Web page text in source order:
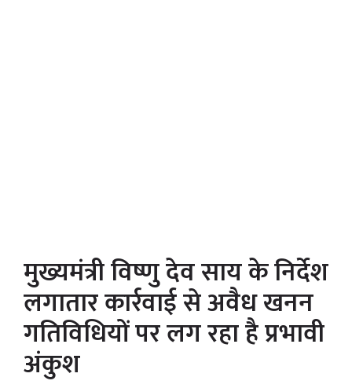
मुख्यमंत्री विष्णु देव साय के निर्देश
लगातार कार्रवाई से अवैध खनन
गतिविधियों पर लग रहा है प्रभावी
अंकुश